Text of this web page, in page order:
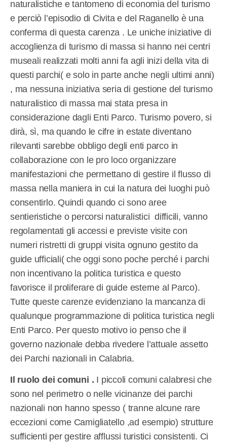
naturalistiche e tantomeno di economia del turismo
e perciò l’episodio di Civita e del Raganello è una
conferma di questa carenza . Le uniche iniziative di
accoglienza di turismo di massa si hanno nei centri
museali realizzati molti anni fa agli inizi della vita di
questi parchi( e solo in parte anche negli ultimi anni)
, ma nessuna iniziativa seria di gestione del turismo
naturalistico di massa mai stata presa in
considerazione dagli Enti Parco. Turismo povero, si
dirà, sì, ma quando le cifre in estate diventano
rilevanti sarebbe obbligo degli enti parco in
collaborazione con le pro loco organizzare
manifestazioni che permettano di gestire il flusso di
massa nella maniera in cui la natura dei luoghi può
consentirlo. Quindi quando ci sono aree
sentieristiche o percorsi naturalistici difficili, vanno
regolamentati gli accessi e previste visite con
numeri ristretti di gruppi visita ognuno gestito da
guide ufficiali( che oggi sono poche perché i parchi
non incentivano la politica turistica e questo
favorisce il proliferare di guide esterne al Parco).
Tutte queste carenze evidenziano la mancanza di
qualunque programmazione di politica turistica negli
Enti Parco. Per questo motivo io penso che il
governo nazionale debba rivedere l’attuale assetto
dei Parchi nazionali in Calabria.
Il ruolo dei comuni . I piccoli comuni calabresi che
sono nel perimetro o nelle vicinanze dei parchi
nazionali non hanno spesso ( tranne alcune rare
eccezioni come Camigliatello ,ad esempio) strutture
sufficienti per gestire afflussi turistici consistenti. Ci